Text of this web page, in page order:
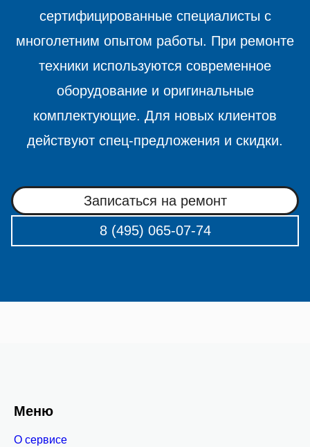
сертифицированные специалисты с
многолетним опытом работы. При ремонте
техники используются современное
оборудование и оригинальные
комплектующие. Для новых клиентов
действуют спец-предложения и скидки.
Записаться на ремонт
8 (495) 065-07-74
Меню
О сервисе